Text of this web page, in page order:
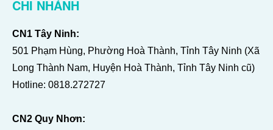
CHI NHÁNH
CN1 Tây Ninh:
501 Phạm Hùng, Phường Hoà Thành, Tỉnh Tây Ninh (Xã
Long Thành Nam, Huyện Hoà Thành, Tỉnh Tây Ninh cũ)
Hotline: 0818.272727
CN2 Quy Nhơn: